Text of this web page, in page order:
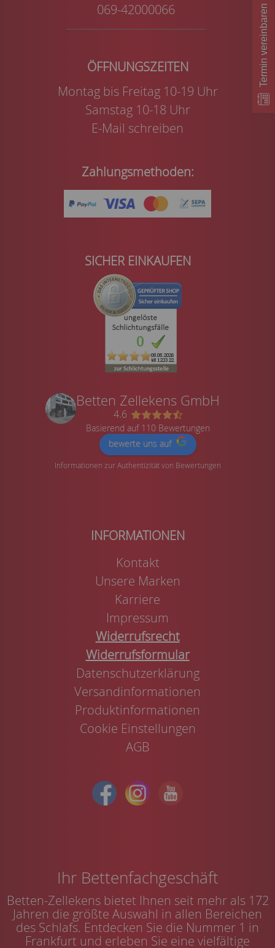
069-42000066
Montag bis Freitag 10-19 Uhr
Samstag 10-18 Uhr
E-Mail schreiben
Zahlungsmethoden:
SICHER EINKAUFEN
Betten Zellekens GmbH
4.6
Basierend auf 110 Bewertungen
bewerte uns auf
Informationen zur Authentizität von Bewertungen
Kontakt
Unsere Marken
Karriere
Impressum
Widerrufsrecht
Widerrufsformular
Datenschutzerklärung
Versandinformationen
Produktinformationen
Cookie Einstellungen
AGB
Ihr Bettenfachgeschäft
Betten-Zellekens bietet Ihnen seit mehr als 172
Jahren die größte Auswahl in allen Bereichen
des Schlafs. Entdecken Sie die Nummer 1 in
Frankfurt und erleben Sie eine vielfältige
Termin vereinbaren